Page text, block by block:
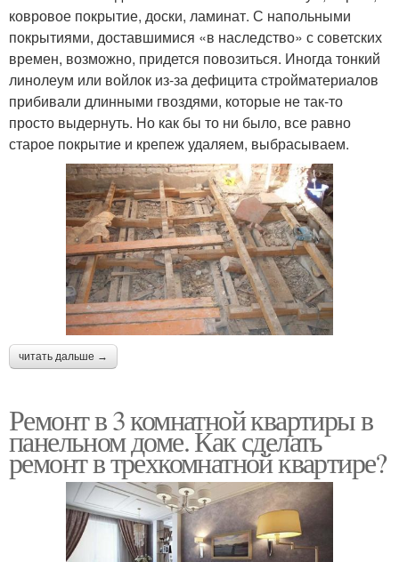
ковровое покрытие, доски, ламинат. С напольными
покрытиями, доставшимися «в наследство» с советских
времен, возможно, придется повозиться. Иногда тонкий
линолеум или войлок из-за дефицита стройматериалов
прибивали длинными гвоздями, которые не так-то
просто выдернуть. Но как бы то ни было, все равно
старое покрытие и крепеж удаляем, выбрасываем.
читать дальше →
Ремонт в 3 комнатной квартиры в
панельном доме. Как сделать
ремонт в трехкомнатной квартире?